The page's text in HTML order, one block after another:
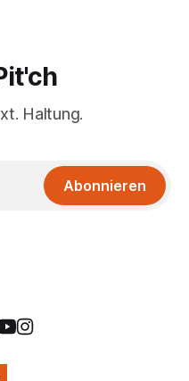
Haltung.
Abonnieren